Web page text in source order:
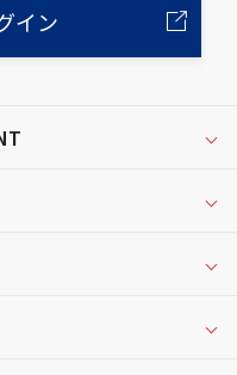
イン